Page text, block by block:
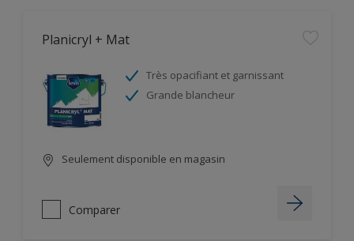
Planicryl + Mat
Très opacifiant et garnissant
Grande blancheur
Seulement disponible en magasin
Comparer